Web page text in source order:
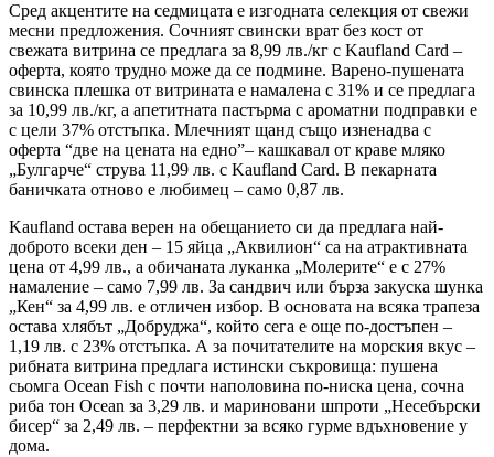
Сред акцентите на седмицата е изгодната селекция от свежи
месни предложения. Сочният свински врат без кост от
свежата витрина се предлага за 8,99 лв./кг с Kaufland Card –
оферта, която трудно може да се подмине. Варено-пушената
свинска плешка от витрината е намалена с 31% и се предлага
за 10,99 лв./кг, а апетитната пастърма с ароматни подправки е
с цели 37% отстъпка. Млечният щанд също изненадва с
оферта “две на цената на едно”– кашкавал от краве мляко
„Булгарче“ струва 11,99 лв. с Kaufland Card. В пекарната
баничката отново е любимец – само 0,87 лв.
Kaufland остава верен на обещанието си да предлага най-
доброто всеки ден – 15 яйца „Аквилион“ са на атрактивната
цена от 4,99 лв., а обичаната луканка „Молерите“ е с 27%
намаление – само 7,99 лв. За сандвич или бърза закуска шунка
„Кен“ за 4,99 лв. е отличен избор. В основата на всяка трапеза
остава хлябът „Добруджа“, който сега е още по-достъпен –
1,19 лв. с 23% отстъпка. А за почитателите на морския вкус –
рибната витрина предлага истински съкровища: пушена
сьомга Ocean Fish с почти наполовина по-ниска цена, сочна
риба тон Ocean за 3,29 лв. и мариновани шпроти „Несебърски
бисер“ за 2,49 лв. – перфектни за всяко гурме вдъхновение у
дома.